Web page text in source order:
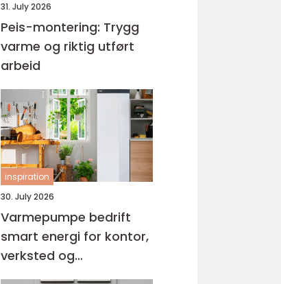
31. July 2026
Peis-montering: Trygg
varme og riktig utført
arbeid
inspiration
30. July 2026
Varmepumpe bedrift
smart energi for kontor,
verksted og
næringsbygg